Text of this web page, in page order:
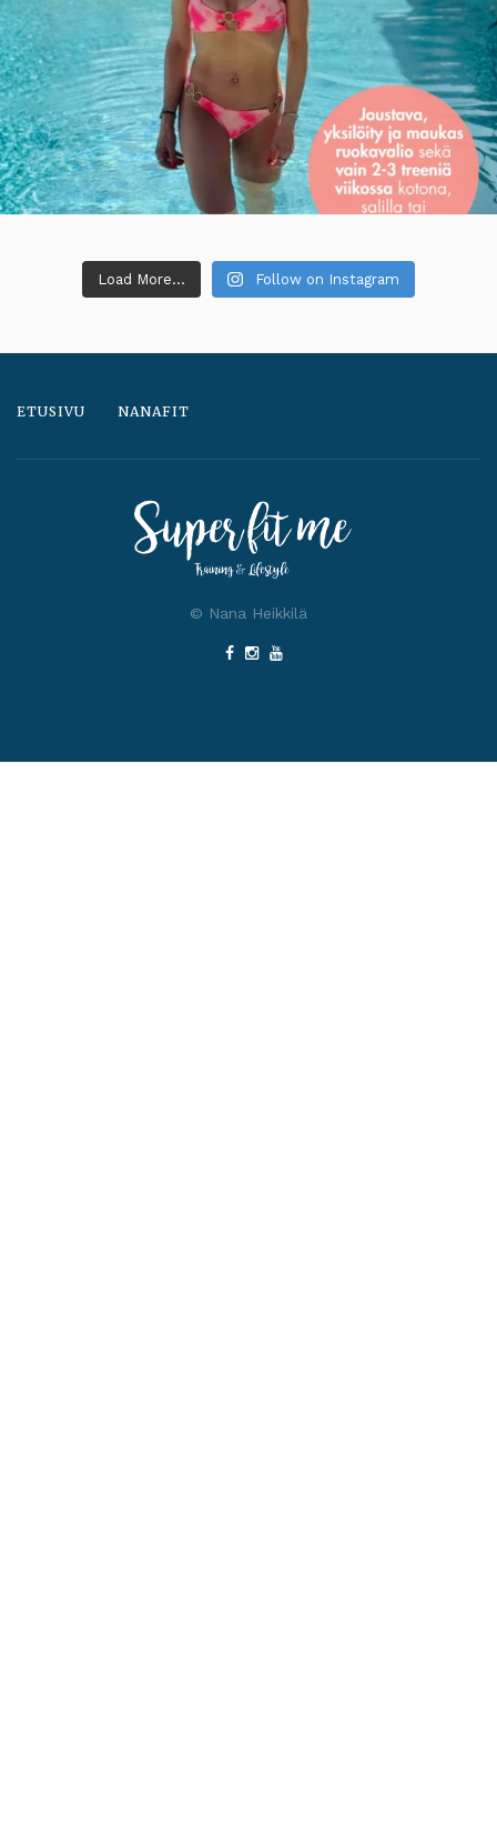
Load More... Follow on Instagram
ETUSIVU NANAFIT
© Nana Heikkilä